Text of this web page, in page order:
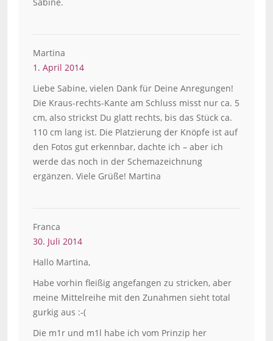
Martina
1. April 2014
Liebe Sabine, vielen Dank für Deine Anregungen!
Die Kraus-rechts-Kante am Schluss misst nur ca. 5
cm, also strickst Du glatt rechts, bis das Stück ca.
110 cm lang ist. Die Platzierung der Knöpfe ist auf
den Fotos gut erkennbar, dachte ich – aber ich
werde das noch in der Schemazeichnung
ergänzen. Viele Grüße! Martina
Franca
30. Juli 2014
Hallo Martina,
Habe vorhin fleißig angefangen zu stricken, aber
meine Mittelreihe mit den Zunahmen sieht total
gurkig aus :-(
Die m1r und m1l habe ich vom Prinzip her